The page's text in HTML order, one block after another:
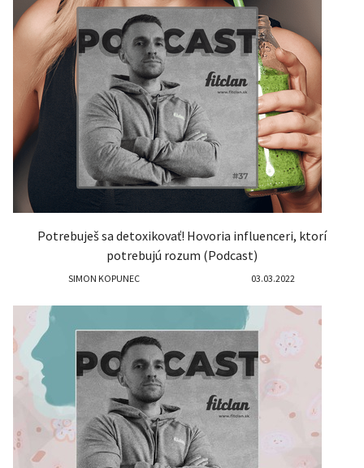
Potrebuješ sa detoxikovať! Hovoria influenceri, ktorí
potrebujú rozum (Podcast)
SIMON KOPUNEC 03.03.2022